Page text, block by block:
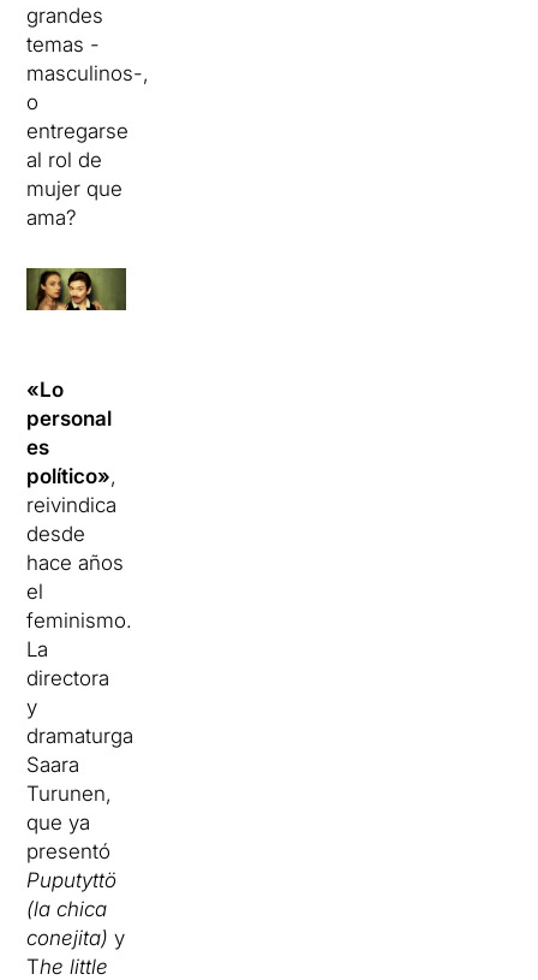
grandes
temas -
masculinos-,
o
entregarse
al rol de
mujer que
ama?
«Lo
personal
es
político»,
reivindica
desde
hace años
el
feminismo.
La
directora
y
dramaturga
Saara
Turunen,
que ya
presentó
Puputyttö
(la chica
conejita) y
The little